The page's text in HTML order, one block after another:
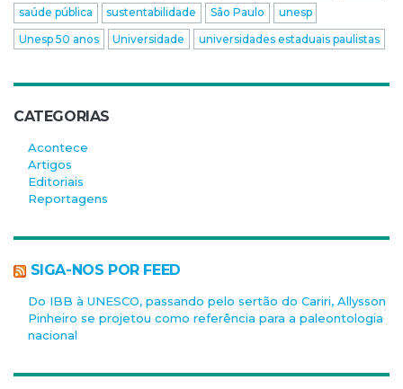
saúde pública
sustentabilidade São Paulo
unesp
Unesp 50 anos
Universidade universidades estaduais paulistas
CATEGORIAS
Acontece
Artigos
Editoriais
Reportagens
SIGA-NOS POR FEED
Do IBB à UNESCO, passando pelo sertão do Cariri, Allysson
Pinheiro se projetou como referência para a paleontologia
nacional